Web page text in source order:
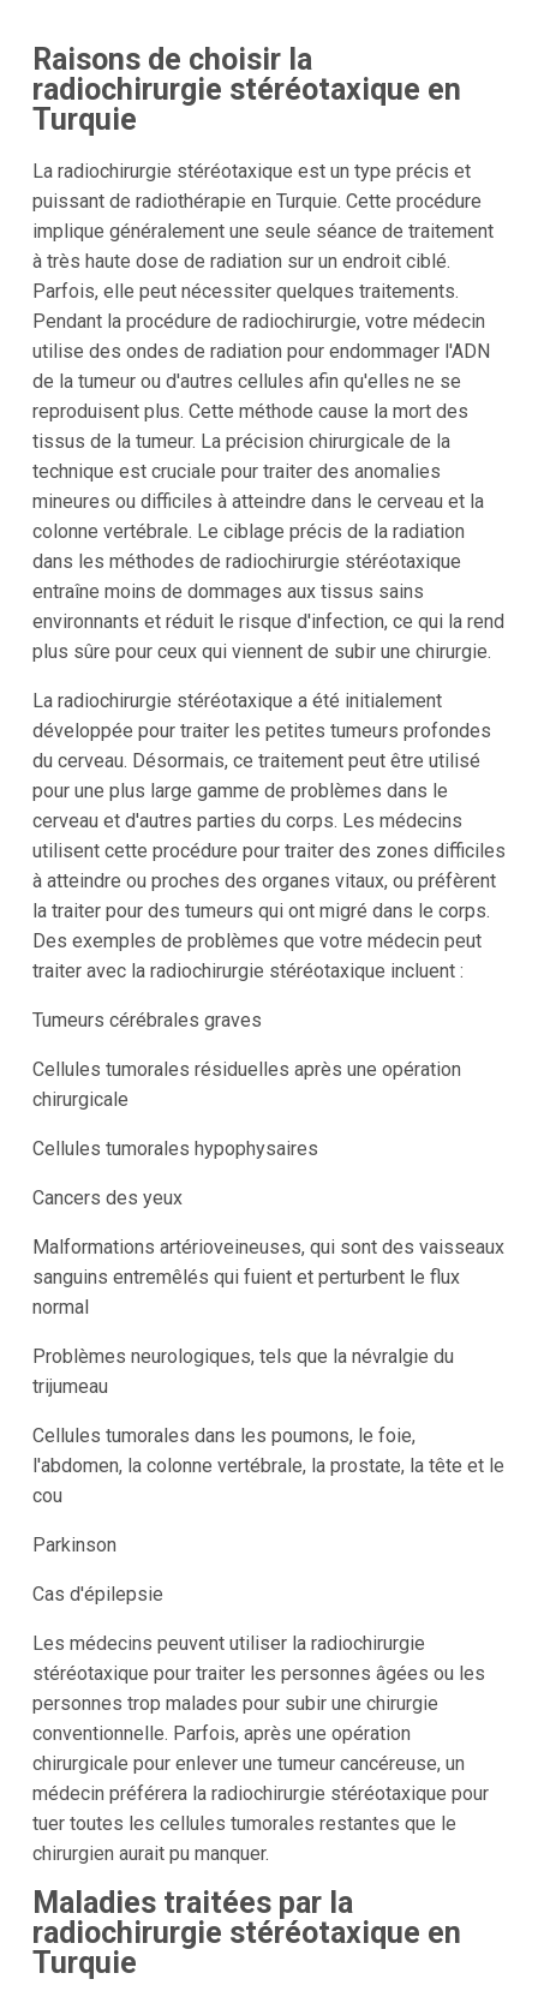
Raisons de choisir la
radiochirurgie stéréotaxique en
Turquie
La radiochirurgie stéréotaxique est un type précis et
puissant de radiothérapie en Turquie. Cette procédure
implique généralement une seule séance de traitement
à très haute dose de radiation sur un endroit ciblé.
Parfois, elle peut nécessiter quelques traitements.
Pendant la procédure de radiochirurgie, votre médecin
utilise des ondes de radiation pour endommager l'ADN
de la tumeur ou d'autres cellules afin qu'elles ne se
reproduisent plus. Cette méthode cause la mort des
tissus de la tumeur. La précision chirurgicale de la
technique est cruciale pour traiter des anomalies
mineures ou difficiles à atteindre dans le cerveau et la
colonne vertébrale. Le ciblage précis de la radiation
dans les méthodes de radiochirurgie stéréotaxique
entraîne moins de dommages aux tissus sains
environnants et réduit le risque d'infection, ce qui la rend
plus sûre pour ceux qui viennent de subir une chirurgie.
La radiochirurgie stéréotaxique a été initialement
développée pour traiter les petites tumeurs profondes
du cerveau. Désormais, ce traitement peut être utilisé
pour une plus large gamme de problèmes dans le
cerveau et d'autres parties du corps. Les médecins
utilisent cette procédure pour traiter des zones difficiles
à atteindre ou proches des organes vitaux, ou préfèrent
la traiter pour des tumeurs qui ont migré dans le corps.
Des exemples de problèmes que votre médecin peut
traiter avec la radiochirurgie stéréotaxique incluent :
Tumeurs cérébrales graves
Cellules tumorales résiduelles après une opération
chirurgicale
Cellules tumorales hypophysaires
Cancers des yeux
Malformations artérioveineuses, qui sont des vaisseaux
sanguins entremêlés qui fuient et perturbent le flux
normal
Problèmes neurologiques, tels que la névralgie du
trijumeau
Cellules tumorales dans les poumons, le foie,
l'abdomen, la colonne vertébrale, la prostate, la tête et le
cou
Parkinson
Cas d'épilepsie
Les médecins peuvent utiliser la radiochirurgie
stéréotaxique pour traiter les personnes âgées ou les
personnes trop malades pour subir une chirurgie
conventionnelle. Parfois, après une opération
chirurgicale pour enlever une tumeur cancéreuse, un
médecin préférera la radiochirurgie stéréotaxique pour
tuer toutes les cellules tumorales restantes que le
chirurgien aurait pu manquer.
Maladies traitées par la
radiochirurgie stéréotaxique en
Turquie